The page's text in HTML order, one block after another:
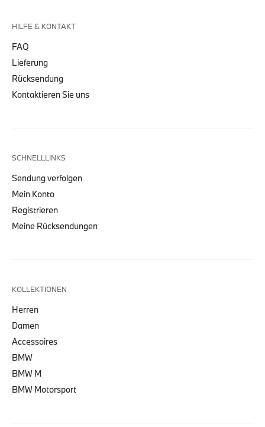
HILFE & KONTAKT
FAQ
Lieferung
Rücksendung
Kontaktieren Sie uns
SCHNELLLINKS
Sendung verfolgen
Mein Konto
Registrieren
Meine Rücksendungen
KOLLEKTIONEN
Herren
Damen
Accessoires
BMW
BMW M
BMW Motorsport